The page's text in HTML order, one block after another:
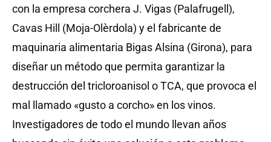
con la empresa corchera J. Vigas (Palafrugell),
Cavas Hill (Moja-Olèrdola) y el fabricante de
maquinaria alimentaria Bigas Alsina (Girona), para
diseñar un método que permita garantizar la
destrucción del tricloroanisol o TCA, que provoca el
mal llamado «gusto a corcho» en los vinos.
Investigadores de todo el mundo llevan años